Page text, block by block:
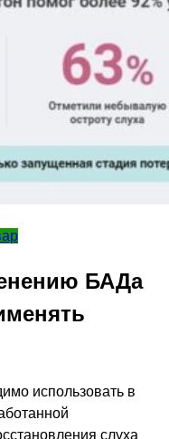
БАДа
использовать в
слуха